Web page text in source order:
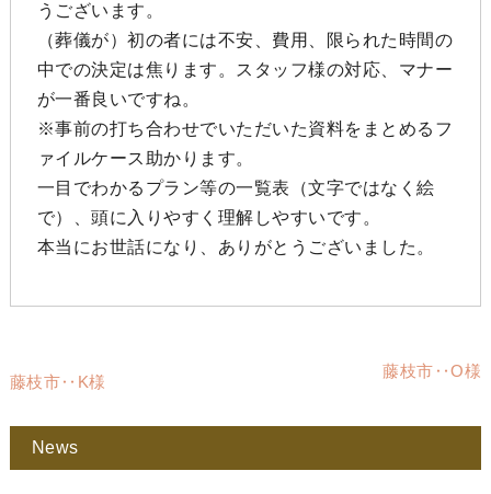
うございます。
（葬儀が）初の者には不安、費用、限られた時間の
中での決定は焦ります。スタッフ様の対応、マナー
が一番良いですね。
※事前の打ち合わせでいただいた資料をまとめるフ
ァイルケース助かります。
一目でわかるプラン等の一覧表（文字ではなく絵
で）、頭に入りやすく理解しやすいです。
本当にお世話になり、ありがとうございました。
藤枝市‥K様
藤枝市‥O様
News